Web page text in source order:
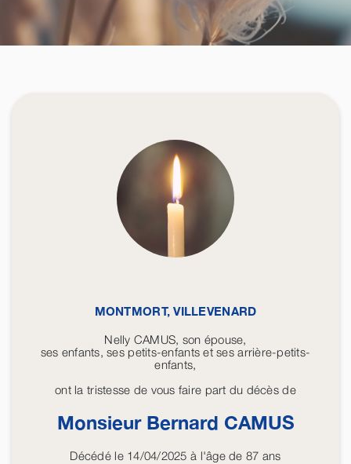
MONTMORT, VILLEVENARD
Nelly CAMUS, son épouse,
ses enfants, ses petits-enfants et ses arrière-petits-
enfants,
ont la tristesse de vous faire part du décès de
Monsieur Bernard CAMUS
Décédé le 14/04/2025 à l'âge de 87 ans